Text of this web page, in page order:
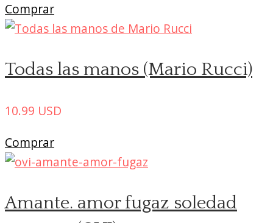
Comprar
Todas las manos (Mario Rucci)
10.99 USD
Comprar
Amante. amor fugaz soledad